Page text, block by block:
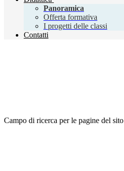
Panoramica
Offerta formativa
I progetti delle classi
Contatti
Campo di ricerca per le pagine del sito